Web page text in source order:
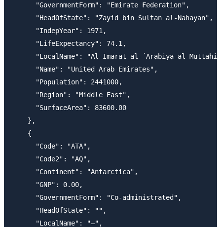
      "GovernmentForm": "Emirate Federation",
      "HeadOfState": "Zayid bin Sultan al-Nahayan",
      "IndepYear": 1971,
      "LifeExpectancy": 74.1,
"LocalName": "Al-Imarat al-´Arabiya al-
      "Name": "United Arab Emirates",
      "Population": 2441000,
      "Region": "Middle East",
      "SurfaceArea": 83600.00
    },
    {
      "Code": "ATA",
      "Code2": "AQ",
      "Continent": "Antarctica",
      "GNP": 0.00,
      "GovernmentForm": "Co-administrated",
      "HeadOfState": "",
      "LocalName": "–",